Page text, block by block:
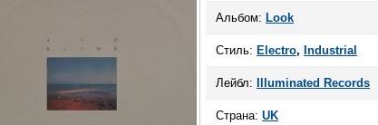
Альбом: Look
Стиль: Electro, Industrial
Лейбл: Illuminated Records
Страна: UK